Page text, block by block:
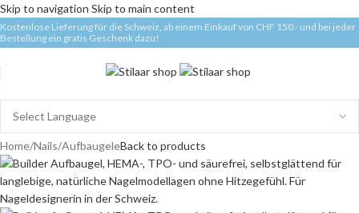
Skip to navigation Skip to main content
Kostenlose Lieferung für die Schweiz, ab einem Einkauf von CHF 150.- und bei jeder
Bestellung ein gratis Geschenk dazu!
Home/Nails/AufbaugeleBack to products